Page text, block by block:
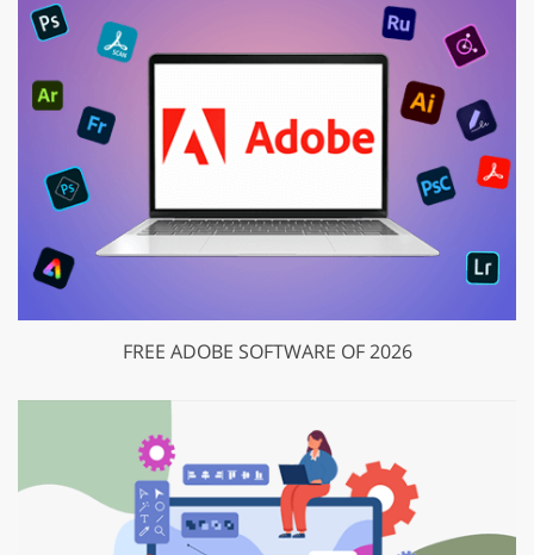
FREE ADOBE SOFTWARE OF 2026